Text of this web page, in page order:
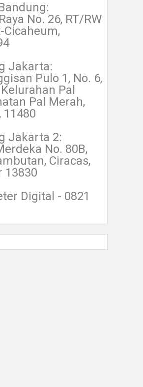
No. 26, RT/RW
Jakarta:
Pulo 1, No. 6,
Pal
Pal Merah,
Jakarta 2:
No. 80B,
Ciracas,
13830
Digital - 0821